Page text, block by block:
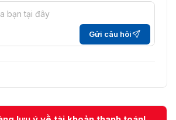
Gửi câu hỏi